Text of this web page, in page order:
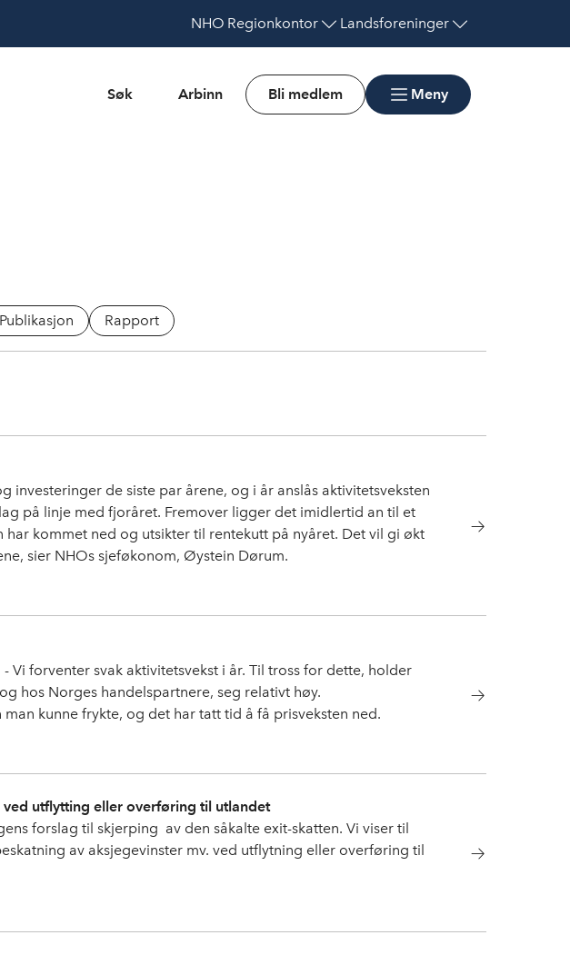
NHO Regionkontor Landsforeninger
Søk Arbinn Bli medlem Meny
Publikasjon Rapport
de siste par årene, og i år anslås aktivitetsveksten
på linje med fjoråret. Fremover ligger det imidlertid an til et
kommet ned og utsikter til rentekutt på nyåret. Det vil gi økt
sier NHOs sjeføkonom, Øystein Dørum.
Vi forventer svak aktivitetsvekst i år. Til tross for dette, holder
hos Norges handelspartnere, seg relativt høy.
kunne frykte, og det har tatt tid å få prisveksten ned.
utflytting eller overføring til utlandet
forslag til skjerping av den såkalte exit-skatten. Vi viser til
av aksjegevinster mv. ved utflytning eller overføring til